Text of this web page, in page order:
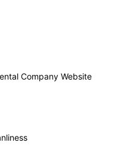
Company Website